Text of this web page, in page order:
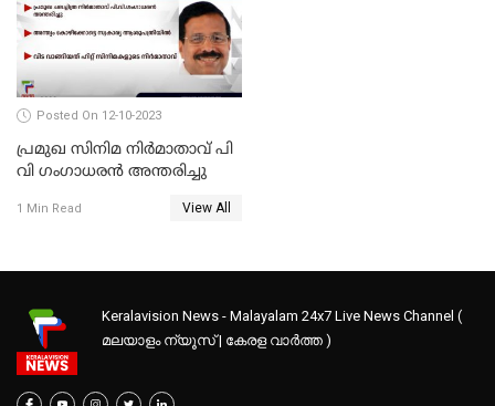
Posted On 12-10-2023
പ്രമുഖ സിനിമ നിർമാതാവ് പി
വി ഗംഗാധരൻ അന്തരിച്ചു
1 Min Read View All
Keralavision News - Malayalam 24x7 Live News Channel (
മലയാളം ന്യൂസ് | കേരള വാർത്ത )